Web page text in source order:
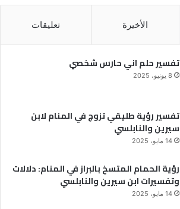
الأخيرة تعليقات
تفسير حلم اني حارس شخصي
8 يونيو، 2025
تفسير رؤية طليقي تزوج في المنام لابن
سيرين والنابلسي
14 مايو، 2025
رؤية الحمام المتسخ بالبراز في المنام: دلالات
وتفسيرات ابن سيرين والنابلسي
14 مايو، 2025